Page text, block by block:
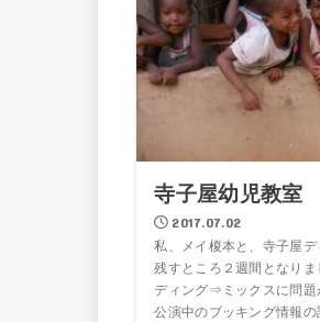
寺子屋幼児教室
2017.07.02
私、メイ榎本と、寺子屋
残すところ２週間となり
ディング⇒ミックスに問題
公演中のブッキング情報